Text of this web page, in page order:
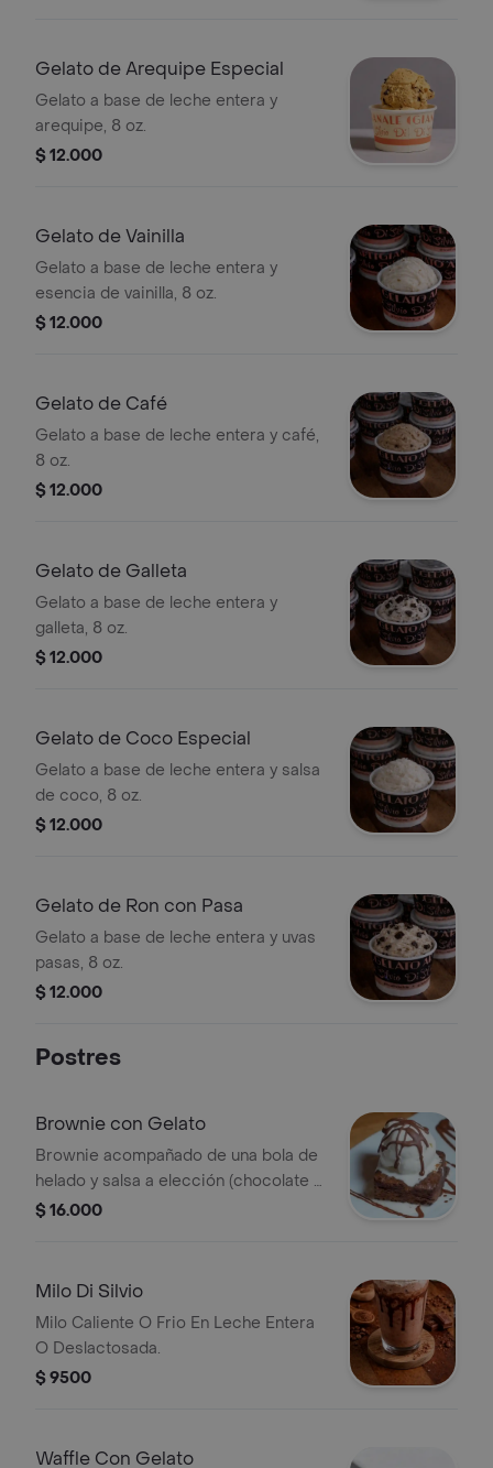
Gelato de Arequipe Especial
Gelato a base de leche entera y
arequipe, 8 oz.
$ 12.000
Gelato de Vainilla
Gelato a base de leche entera y
esencia de vainilla, 8 oz.
$ 12.000
Gelato de Café
Gelato a base de leche entera y café,
8 oz.
$ 12.000
Gelato de Galleta
Gelato a base de leche entera y
galleta, 8 oz.
$ 12.000
Gelato de Coco Especial
Gelato a base de leche entera y salsa
de coco, 8 oz.
$ 12.000
Gelato de Ron con Pasa
Gelato a base de leche entera y uvas
pasas, 8 oz.
$ 12.000
Postres
Brownie con Gelato
Brownie acompañado de una bola de
helado y salsa a elección (chocolate o
arequipe).
$ 16.000
Milo Di Silvio
Milo Caliente O Frio En Leche Entera
O Deslactosada.
$ 9500
Waffle Con Gelato